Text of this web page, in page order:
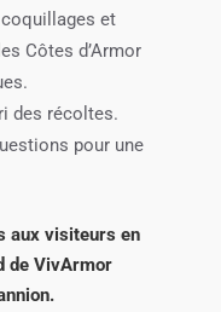
et
Côtes d’Armor
des récoltes.
pour une
aux visiteurs en
de VivArmor